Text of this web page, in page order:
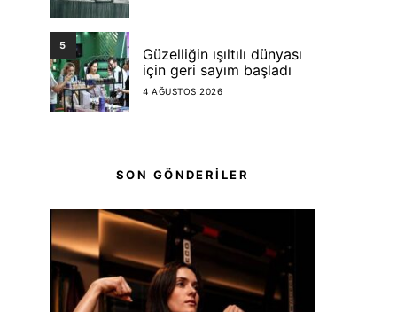
5
Güzelliğin ışıltılı dünyası
için geri sayım başladı
4 AĞUSTOS 2026
SON GÖNDERİLER